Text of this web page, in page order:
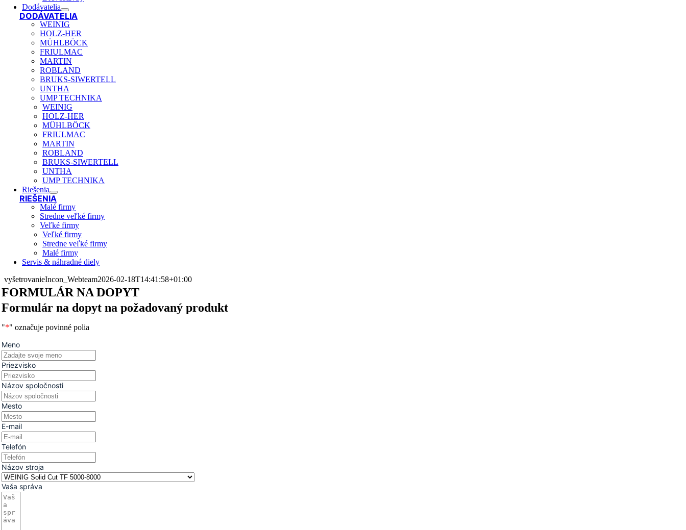
Dodávatelia
DODÁVATELIA
WEINIG
HOLZ-HER
MÜHLBÖCK
FRIULMAC
MARTIN
ROBLAND
BRUKS-SIWERTELL
UNTHA
UMP TECHNIKA
WEINIG
HOLZ-HER
MÜHLBÖCK
FRIULMAC
MARTIN
ROBLAND
BRUKS-SIWERTELL
UNTHA
UMP TECHNIKA
Riešenia
RIEŠENIA
Malé firmy
Stredne veľké firmy
Veľké firmy
Veľké firmy
Stredne veľké firmy
Malé firmy
Servis & náhradné diely
vyšetrovanieIncon_Webteam2026-02-18T14:41:58+01:00
FORMULÁR NA DOPYT
Formulár na dopyt na požadovaný produkt
"*" označuje povinné polia
Meno
Priezvisko
Názov spoločnosti
Mesto
E-mail
Telefón
Názov stroja
Vaša správa